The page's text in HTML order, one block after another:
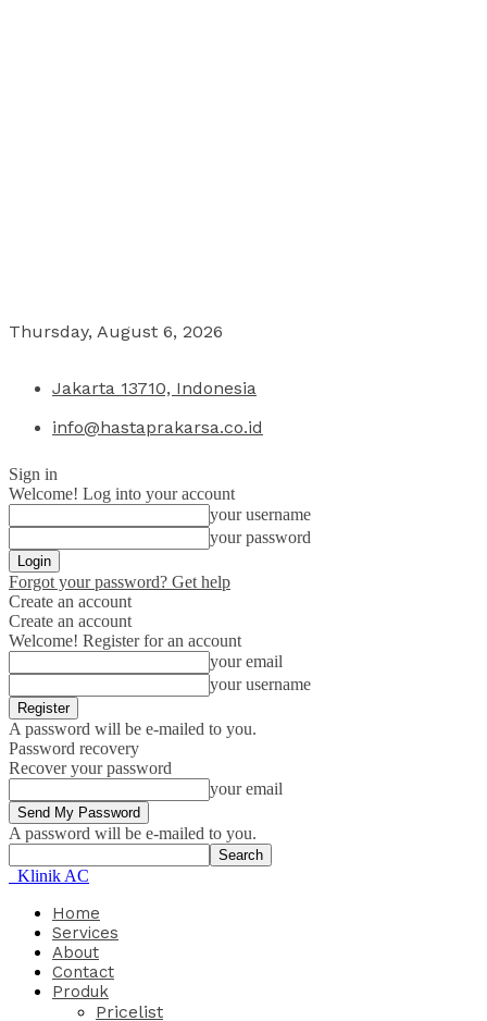
Thursday, August 6, 2026
Jakarta 13710, Indonesia
info@hastaprakarsa.co.id
Sign in
Welcome! Log into your account
your username
your password
Forgot your password? Get help
Create an account
Create an account
Welcome! Register for an account
your email
your username
A password will be e-mailed to you.
Password recovery
Recover your password
your email
A password will be e-mailed to you.
Klinik AC
Home
Services
About
Contact
Produk
Pricelist